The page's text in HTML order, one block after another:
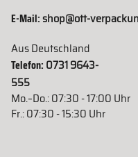
E-Mail:shop@ott-
Aus Deutschland
Telefon: 0731 9643-
555
Mo.–Do.: 07:30 - 17:00 Uhr
Fr.: 07:30 - 15:30 Uhr